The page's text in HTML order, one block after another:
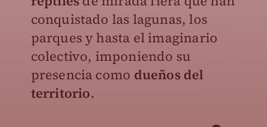
conquistado las lagunas, los
parques y hasta el imaginario
colectivo, imponiendo su
presencia como dueños del
territorio.